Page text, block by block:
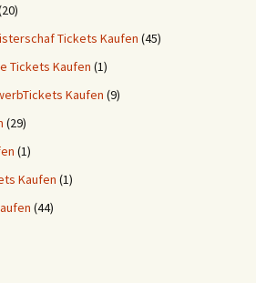
Tickets Kaufen (45)
Tickets Kaufen (1)
Kaufen (9)
(29)
(1)
Kaufen (1)
(44)